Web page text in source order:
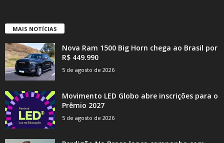
MAIS NOTÍCIAS
Nova Ram 1500 Big Horn chega ao Brasil por
R$ 449.990
5 de agosto de 2026
Movimento LED Globo abre inscrições para o
Prêmio 2027
5 de agosto de 2026